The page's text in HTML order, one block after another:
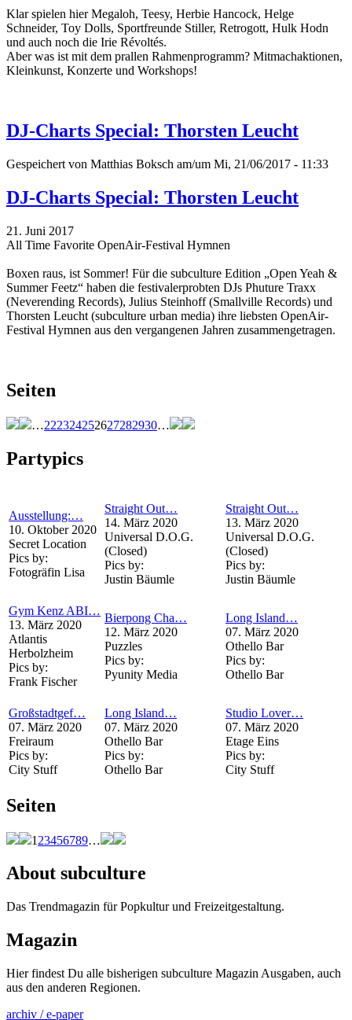
Klar spielen hier Megaloh, Teesy, Herbie Hancock, Helge
Schneider, Toy Dolls, Sportfreunde Stiller, Retrogott, Hulk Hodn
und auch noch die Irie Révoltés.
Aber was ist mit dem prallen Rahmenprogramm? Mitmachaktionen,
Kleinkunst, Konzerte und Workshops!
DJ-Charts Special: Thorsten Leucht
Gespeichert von Matthias Boksch am/um Mi, 21/06/2017 - 11:33
DJ-Charts Special: Thorsten Leucht
21. Juni 2017
All Time Favorite OpenAir-Festival Hymnen
Boxen raus, ist Sommer! Für die subculture Edition „Open Yeah &
Summer Feetz“ haben die festivalerprobten DJs Phuture Traxx
(Neverending Records), Julius Steinhoff (Smallville Records) und
Thorsten Leucht (subculture urban media) ihre liebsten OpenAir-
Festival Hymnen aus den vergangenen Jahren zusammengetragen.
Seiten
…222324252627282930…
Partypics
Ausstellung:…
10. Oktober 2020
Secret Location
Pics by:
Fotogräfin Lisa
Straight Out…
14. März 2020
Universal D.O.G.
(Closed)
Pics by:
Justin Bäumle
Straight Out…
13. März 2020
Universal D.O.G.
(Closed)
Pics by:
Justin Bäumle
Gym Kenz ABI…
13. März 2020
Atlantis
Herbolzheim
Pics by:
Frank Fischer
Bierpong Cha…
12. März 2020
Puzzles
Pics by:
Pyunity Media
Long Island…
07. März 2020
Othello Bar
Pics by:
Othello Bar
Großstadtgef…
07. März 2020
Freiraum
Pics by:
City Stuff
Long Island…
07. März 2020
Othello Bar
Pics by:
Othello Bar
Studio Lover…
07. März 2020
Etage Eins
Pics by:
City Stuff
Seiten
1 23456789…
About subculture
Das Trendmagazin für Popkultur und Freizeitgestaltung.
Magazin
Hier findest Du alle bisherigen subculture Magazin Ausgaben, auch
aus den anderen Regionen.
archiv / e-paper